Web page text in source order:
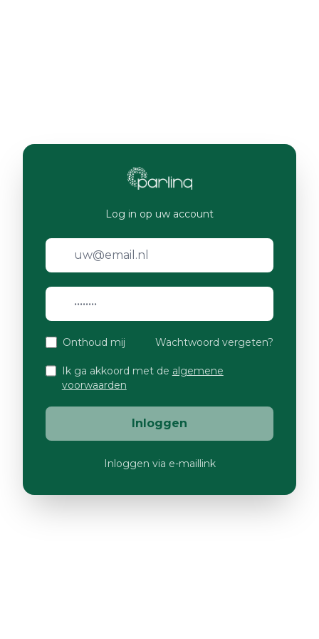
Log in op uw account
Onthoud mij Wachtwoord vergeten?
Ik ga akkoord met de algemene
voorwaarden
Inloggen
Inloggen via e-maillink